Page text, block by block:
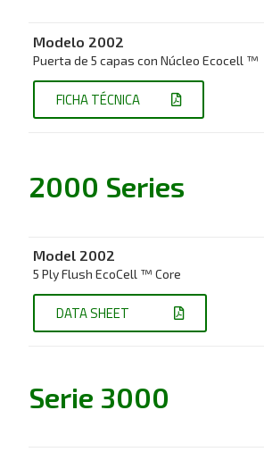
Modelo 2002
Puerta de 5 capas con Núcleo Ecocell ™
FICHA TÉCNICA
2000 Series
Model 2002
5 Ply Flush EcoCell ™ Core
DATA SHEET
Serie 3000